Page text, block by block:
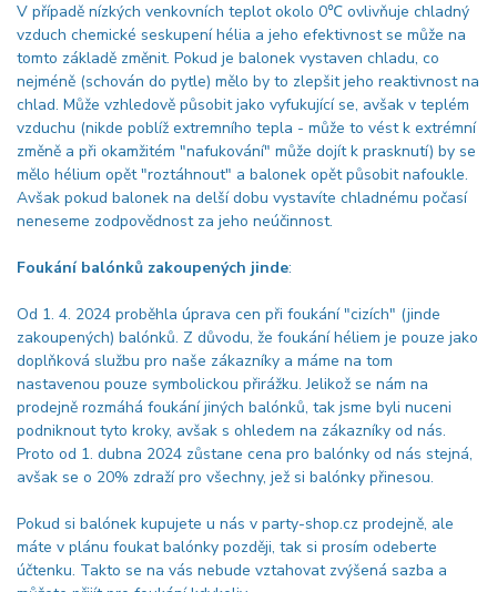
V případě nízkých venkovních teplot okolo 0℃ ovlivňuje chladný
vzduch chemické seskupení hélia a jeho efektivnost se může na
tomto základě změnit. Pokud je balonek vystaven chladu, co
nejméně (schován do pytle) mělo by to zlepšit jeho reaktivnost na
chlad. Může vzhledově působit jako vyfukující se, avšak v teplém
vzduchu (nikde poblíž extremního tepla - může to vést k extrémní
změně a při okamžitém "nafukování" může dojít k prasknutí) by se
mělo hélium opět "roztáhnout" a balonek opět působit nafoukle.
Avšak pokud balonek na delší dobu vystavíte chladnému počasí
neneseme zodpovědnost za jeho neúčinnost.
Foukání balónků zakoupených jinde:
Od 1. 4. 2024 proběhla úprava cen při foukání "cizích" (jinde
zakoupených) balónků. Z důvodu, že foukání héliem je pouze jako
doplňková službu pro naše zákazníky a máme na tom
nastavenou pouze symbolickou přirážku. Jelikož se nám na
prodejně rozmáhá foukání jiných balónků, tak jsme byli nuceni
podniknout tyto kroky, avšak s ohledem na zákazníky od nás.
Proto od 1. dubna 2024 zůstane cena pro balónky od nás stejná,
avšak se o 20% zdraží pro všechny, jež si balónky přinesou.
Pokud si balónek kupujete u nás v party-shop.cz prodejně, ale
máte v plánu foukat balónky později, tak si prosím odeberte
účtenku. Takto se na vás nebude vztahovat zvýšená sazba a